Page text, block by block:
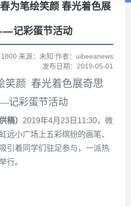
为笔绘笑颜 春光着色展
记彩蛋节活动
来源：未知 作者：uibeeanews
发布日期：2019-05-01
笑颜 春光着色展奇思
彩蛋节活动
稿） 2019年4月23日11:30，微
远小广场上五彩缤纷的画笔、
引着同学们驻足参与，一派热
行。